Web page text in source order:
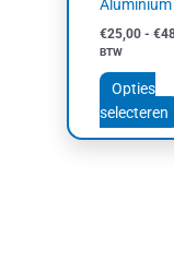
Aluminium
€25,00 - €
BTW
Opties
selecteren